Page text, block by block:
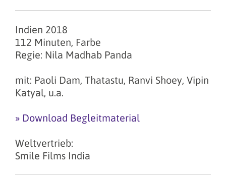
Indien 2018
112 Minuten, Farbe
Regie: Nila Madhab Panda
mit: Paoli Dam, Thatastu, Ranvi Shoey, Vipin
Katyal, u.a.
» Download Begleitmaterial
Weltvertrieb:
Smile Films India